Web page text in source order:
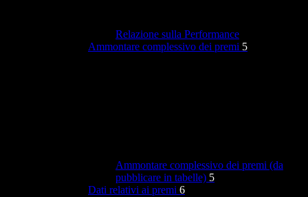
Relazione sulla Performance
Ammontare complessivo dei premi 5
Ammontare complessivo dei premi (da
pubblicare in tabelle) 5
Dati relativi ai premi 6